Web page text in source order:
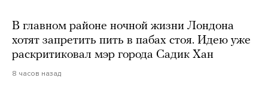
В главном районе ночной жизни Лондона
хотят запретить пить в пабах стоя. Идею уже
раскритиковал мэр города Садик Хан
8 часов назад